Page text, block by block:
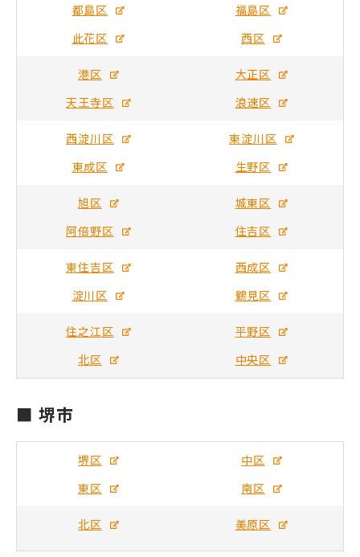
都島区
福島区
此花区
西区
港区
大正区
天王寺区
浪速区
西淀川区
東淀川区
東成区
生野区
旭区
城東区
阿倍野区
住吉区
東住吉区
西成区
淀川区
鶴見区
住之江区
平野区
北区
中央区
■ 堺市
堺区
中区
東区
南区
北区 美原区